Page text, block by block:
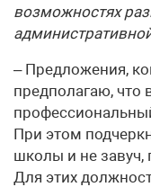
возможностях
– Предложения,
предполагаю,
При этом
школы и не завуч,
Для этих